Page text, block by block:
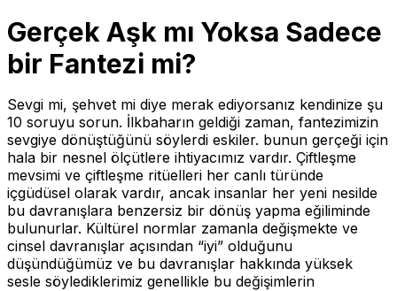
Gerçek Aşk mı Yoksa Sadece
bir Fantezi mi?
Sevgi mi, şehvet mi diye merak ediyorsanız kendinize şu
10 soruyu sorun. İlkbaharın geldiği zaman, fantezimizin
sevgiye dönüştüğünü söylerdi eskiler. bunun gerçeği için
hala bir nesnel ölçütlere ihtiyacımız vardır. Çiftleşme
mevsimi ve çiftleşme ritüelleri her canlı türünde
içgüdüsel olarak vardır, ancak insanlar her yeni nesilde
bu davranışlara benzersiz bir dönüş yapma eğiliminde
bulunurlar. Kültürel normlar zamanla değişmekte ve
cinsel davranışlar açısından “iyi” olduğunu
düşündüğümüz ve bu davranışlar hakkında yüksek
sesle söylediklerimiz genellikle bu değişimlerin